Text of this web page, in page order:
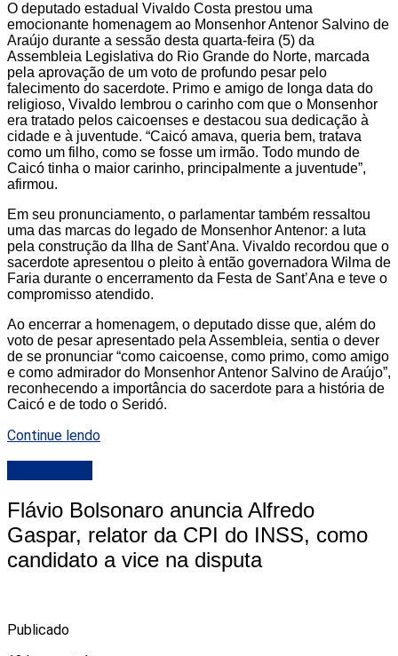
O deputado estadual Vivaldo Costa prestou uma
emocionante homenagem ao Monsenhor Antenor Salvino de
Araújo durante a sessão desta quarta-feira (5) da
Assembleia Legislativa do Rio Grande do Norte, marcada
pela aprovação de um voto de profundo pesar pelo
falecimento do sacerdote. Primo e amigo de longa data do
religioso, Vivaldo lembrou o carinho com que o Monsenhor
era tratado pelos caicoenses e destacou sua dedicação à
cidade e à juventude. “Caicó amava, queria bem, tratava
como um filho, como se fosse um irmão. Todo mundo de
Caicó tinha o maior carinho, principalmente a juventude”,
afirmou.
Em seu pronunciamento, o parlamentar também ressaltou
uma das marcas do legado de Monsenhor Antenor: a luta
pela construção da Ilha de Sant’Ana. Vivaldo recordou que o
sacerdote apresentou o pleito à então governadora Wilma de
Faria durante o encerramento da Festa de Sant’Ana e teve o
compromisso atendido.
Ao encerrar a homenagem, o deputado disse que, além do
voto de pesar apresentado pela Assembleia, sentia o dever
de se pronunciar “como caicoense, como primo, como amigo
e como admirador do Monsenhor Antenor Salvino de Araújo”,
reconhecendo a importância do sacerdote para a história de
Caicó e de todo o Seridó.
Continue lendo
Flávio Bolsonaro anuncia Alfredo
Gaspar, relator da CPI do INSS, como
candidato a vice na disputa
Publicado